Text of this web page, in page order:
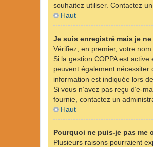
souhaitez utiliser. Contactez
Haut
Je suis enregistré mais je
Vérifiez, en premier, votre
Si la gestion COPPA est
peuvent également
information est indiquée lors
Si vous n’avez pas reçu d’e-
fournie, contactez un
Haut
Pourquoi ne puis-je pas me
Plusieurs raisons pourraient